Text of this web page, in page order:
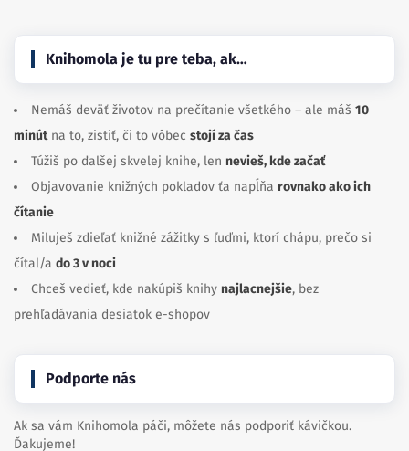
Knihomola je tu pre teba, ak…
Nemáš deväť životov na prečítanie všetkého – ale máš 10
minútna to, zistiť, či to vôbec stojí za čas
Túžiš po ďalšej skvelej knihe, len nevieš, kde začať
Objavovanie knižných pokladov ťa napĺňa rovnako ako ich
čítanie
Miluješ zdieľať knižné zážitky s ľuďmi, ktorí chápu, prečo si
čítal/a do 3 v noci
Chceš vedieť, kde nakúpiš knihy najlacnejšie, bez
prehľadávania desiatok e-shopov
Podporte nás
Ak sa vám Knihomola páči, môžete nás podporiť kávičkou.
Ďakujeme!